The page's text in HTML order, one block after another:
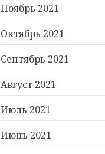
Ноябрь 2021
Октябрь 2021
Сентябрь 2021
Август 2021
Июль 2021
Июнь 2021